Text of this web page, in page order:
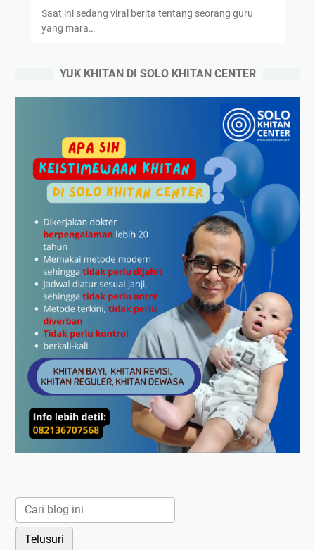
Saat ini sedang viral berita tentang seorang guru
yang mara…
YUK KHITAN DI SOLO KHITAN CENTER